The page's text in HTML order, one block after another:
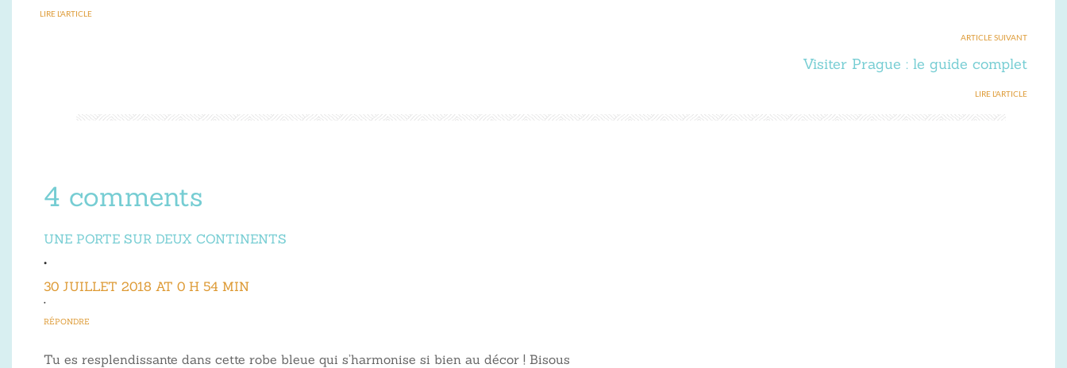
LIRE L'ARTICLE
ARTICLE SUIVANT
Visiter Prague : le guide complet
LIRE L'ARTICLE
4 comments
UNE PORTE SUR DEUX CONTINENTS
•
30 JUILLET 2018 AT 0 H 54 MIN
•
RÉPONDRE
Tu es resplendissante dans cette robe bleue qui s’harmonise si bien au décor ! Bisous